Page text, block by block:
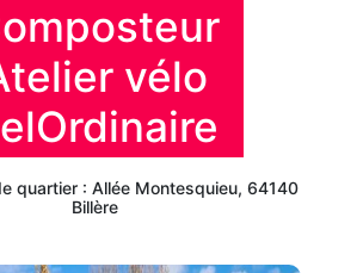
vélo
quartier : Allée Montesquieu, 64140
Billère